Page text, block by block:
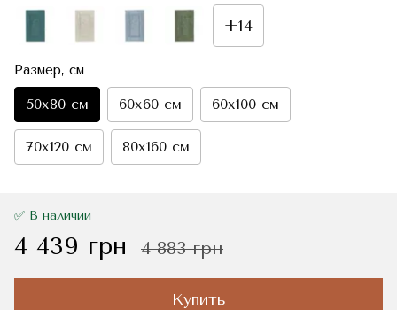
+14
Размер, см
50x80 см 60x60 см 60x100 см
70x120 см 80x160 см
✅ В наличии
4 439 грн 4 883 грн
Купить